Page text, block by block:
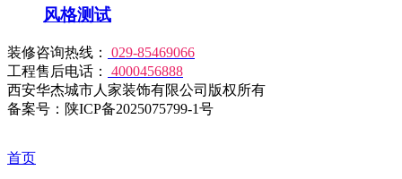
风格测试
装修咨询热线：
029-85469066
工程售后电话：
4000456888
西安华杰城市人家装饰有限公司版权所有
备案号：陕ICP备2025075799-1号
首页